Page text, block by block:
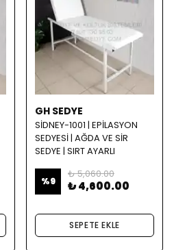
GH SEDYE
SİDNEY-1001 | EPİLASYON
SEDYESİ | AĞDA VE SİR
SEDYE | SIRT AYARLI
%9
₺ 5,060.00
₺ 4,600.00
SEPETE EKLE